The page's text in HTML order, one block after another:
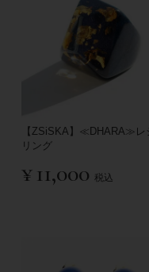
【ZSiSKA】≪DHARA≫レ
リング
¥ 11,000 税込